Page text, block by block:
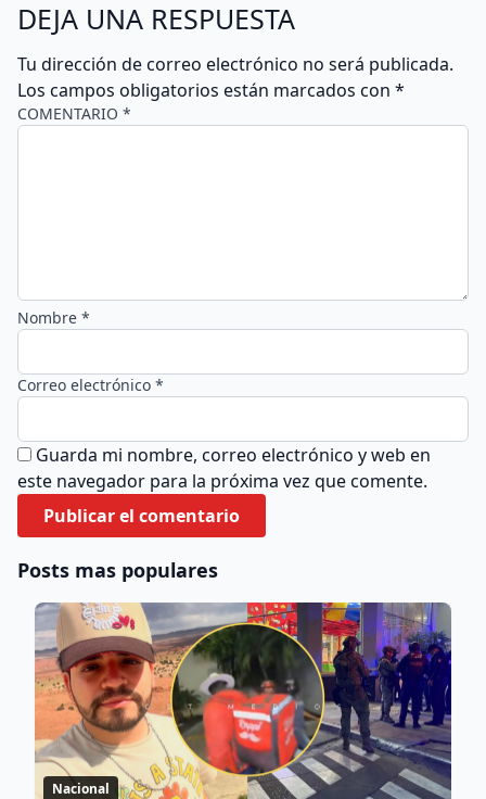
DEJA UNA RESPUESTA
Tu dirección de correo electrónico no será publicada.
Los campos obligatorios están marcados con *
COMENTARIO *
Nombre *
Correo electrónico *
Guarda mi nombre, correo electrónico y web en
este navegador para la próxima vez que comente.
Posts mas populares
Nacional